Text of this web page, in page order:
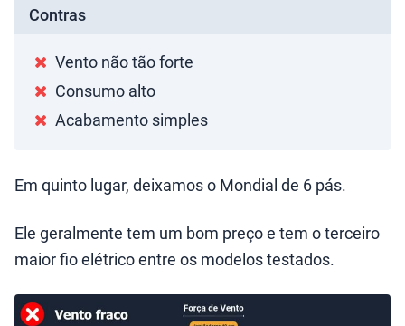
Contras
Vento não tão forte
Consumo alto
Acabamento simples
Em quinto lugar, deixamos o Mondial de 6 pás.
Ele geralmente tem um bom preço e tem o terceiro
maior fio elétrico entre os modelos testados.